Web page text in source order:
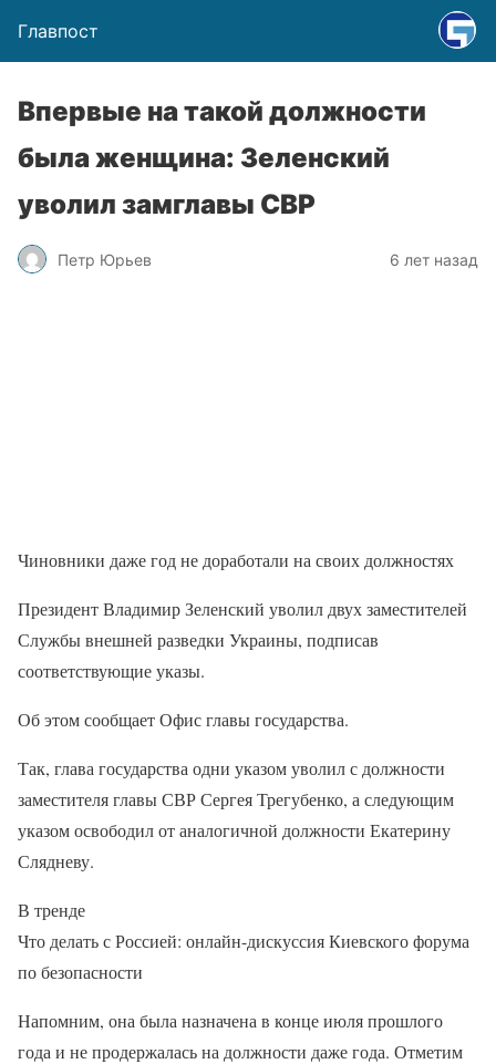
Главпост
Впервые на такой должности
была женщина: Зеленский
уволил замглавы СВР
Петр Юрьев 6 лет назад
Чиновники даже год не доработали на своих должностях
Президент Владимир Зеленский уволил двух заместителей
Службы внешней разведки Украины, подписав
соответствующие указы.
Об этом сообщает Офис главы государства.
Так, глава государства одни указом уволил с должности
заместителя главы СВР Сергея Трегубенко, а следующим
указом освободил от аналогичной должности Екатерину
Слядневу.
В тренде
Что делать с Россией: онлайн-дискуссия Киевского форума
по безопасности
Напомним, она была назначена в конце июля прошлого
года и не продержалась на должности даже года. Отметим